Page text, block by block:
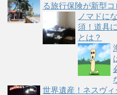
る旅行保険が新型
ノマドに
須！道具
とは？
世界遺産！ネスヴ